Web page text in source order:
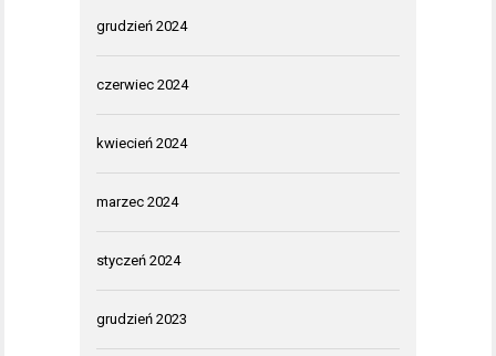
grudzień 2024
czerwiec 2024
kwiecień 2024
marzec 2024
styczeń 2024
grudzień 2023